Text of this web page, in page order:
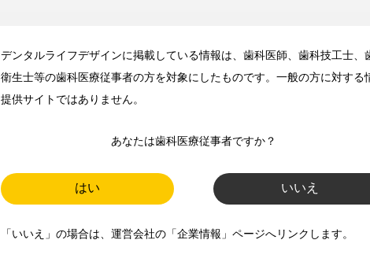
デンタルライフデザインに掲載している情報は、歯科医師、歯科技工士、
衛生士等の歯科医療従事者の方を対象にしたものです。一般の方に対する
提供サイトではありません。
あなたは歯科医療従事者ですか？
はい いいえ
「いいえ」の場合は、運営会社の「企業情報」ページへリンクします。
メールマガジンでお届け
師、歯科衛生士、歯科技工士）に
お届けします。